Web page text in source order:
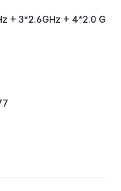
+ 3*2.6GHz + 4*2.0 G